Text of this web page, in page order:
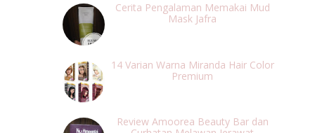
Cerita Pengalaman Memakai Mud
Mask Jafra
14 Varian Warna Miranda Hair Color
Premium
Review Amoorea Beauty Bar dan